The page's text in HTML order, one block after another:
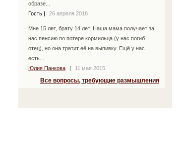
образе...
Гость
26 апреля 2018
Мне 15 лет, брату 14 лет. Наша мама получает за
нас пенсию по потере кормильца (у нас погиб
отец), но она тратит её на выпивку. Ещё у нас
есть...
Юлия Панкова
11 мая 2015
Все вопросы, требующие размышления